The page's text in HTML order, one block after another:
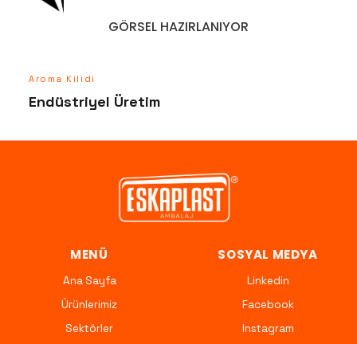
GÖRSEL HAZIRLANIYOR
Aroma Kilidi
Endüstriyel Üretim
MENÜ
Ana Sayfa
Ürünlerimiz
Sektörler
SOSYAL MEDYA
Linkedin
Facebook
Instagram